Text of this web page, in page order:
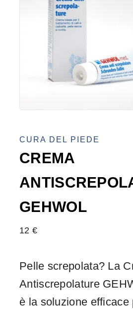
CURA DEL PIEDE
CREMA
GEHWOL
12 €
Pelle screpolata? La
Antiscrepolature
è la soluzione efficace